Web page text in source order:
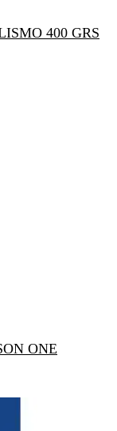
400 GRS
ONE